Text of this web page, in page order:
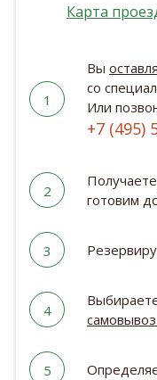
Карта
1
Вы
со
Или
+7 (495)
2
готовим
3
4
5